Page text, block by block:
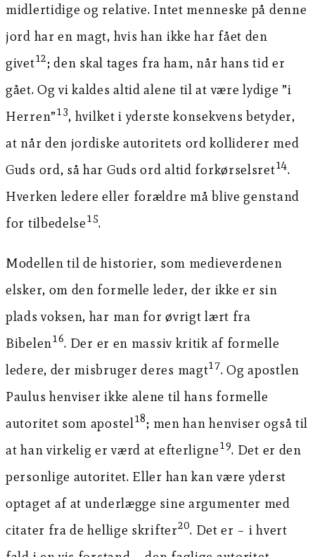
midlertidige og relative. Intet menneske på denne
jord har en magt, hvis han ikke har fået den
givet12; den skal tages fra ham, når hans tid er
gået. Og vi kaldes altid alene til at være lydige ”i
Herren”13, hvilket i yderste konsekvens betyder,
at når den jordiske autoritets ord kolliderer med
Guds ord, så har Guds ord altid forkørselsret14.
Hverken ledere eller forældre må blive genstand
for tilbedelse15.
Modellen til de historier, som medieverdenen
elsker, om den formelle leder, der ikke er sin
plads voksen, har man for øvrigt lært fra
Bibelen16. Der er en massiv kritik af formelle
ledere, der misbruger deres magt17. Og apostlen
Paulus henviser ikke alene til hans formelle
autoritet som apostel18; men han henviser også til
at han virkelig er værd at efterligne19. Det er den
personlige autoritet. Eller han kan være yderst
optaget af at underlægge sine argumenter med
citater fra de hellige skrifter20. Det er – i hvert